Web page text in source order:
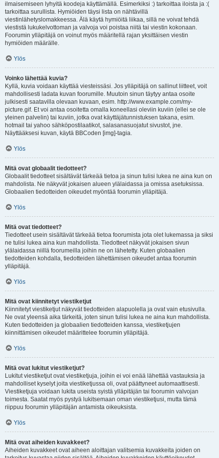
ilmaisemiseen lyhyitä koodeja käyttämällä. Esimerkiksi :) tarkoittaa iloista ja :(
tarkoittaa surullista. Hymiöiden täysi lista on nähtävillä
viestinlähetyslomakkeessa. Älä käytä hymiöitä liikaa, sillä ne voivat tehdä
viestistä lukukelvottoman ja valvoja voi poistaa niitä tai viestin kokonaan.
Foorumin ylläpitäjä on voinut myös määritellä rajan yksittäisen viestin
hymiöiden määrälle.
Ylös
Voinko lähettää kuvia?
Kyllä, kuvia voidaan käyttää viesteissäsi. Jos ylläpitäjä on sallinut liitteet, voit
mahdollisesti ladata kuvan foorumille. Muutoin sinun täytyy antaa osoite
julkisesti saatavilla olevaan kuvaan, esim. http://www.example.com/my-
picture.gif. Et voi antaa osoitetta omalla koneellasi oleviin kuviin (ellei se ole
yleinen palvelin) tai kuviin, jotka ovat käyttäjätunnistuksen takana, esim.
hotmail tai yahoo sähköpostilaatikot, salasanasuojatut sivustot, jne.
Näyttääksesi kuvan, käytä BBCoden [img]-tagia.
Ylös
Mitä ovat globaalit tiedotteet?
Globaalit tiedotteet sisältävät tärkeää tietoa ja sinun tulisi lukea ne aina kun on
mahdolista. Ne näkyvät jokaisen alueen ylälaidassa ja omissa asetuksissa.
Globaalien tiedotteiden oikeudet myöntää foorumin ylläpitäjä.
Ylös
Mitä ovat tiedotteet?
Tiedotteet usein sisältävät tärkeää tietoa foorumista jota olet lukemassa ja siksi
ne tulisi lukea aina kun mahdollista. Tiedotteet näkyvät jokaisen sivun
ylälaidassa niillä foorumeilla joihin ne on lähetetty. Kuten globaalien
tiedotteiden kohdalla, tiedotteiden lähettämisen oikeudet antaa foorumin
ylläpitäjä.
Ylös
Mitä ovat kiinnitetyt viestiketjut
Kiinnitetyt viestiketjut näkyvät tiedotteiden alapuolella ja ovat vain etusivulla.
Ne ovat yleensä aika tärkeitä, joten sinun tulisi lukea ne aina kun mahdollista.
Kuten tiedotteiden ja globaalien tiedotteiden kanssa, viestiketjujen
kiinnittämisen oikeudet määrittelee foorumin ylläpitäjä.
Ylös
Mitä ovat lukitut viestiketjut?
Lukitut viestiketjut ovat viestiketjuja, joihin ei voi enää lähettää vastauksia ja
mahdolliset kyselyt joita viestiketjussa oli, ovat päättyneet automaattisesti.
Viestiketjuja voidaan lukita useista syistä ylläpitäjän tai foorumin valvojan
toimesta. Saatat myös pystyä lukitsemaan oman viestiketjusi, mutta tämä
riippuu foorumin ylläpitäjän antamista oikeuksista.
Ylös
Mitä ovat aiheiden kuvakkeet?
Aiheiden kuvakkeet ovat aiheen aloittajan valitsemia kuvakkeita joiden on